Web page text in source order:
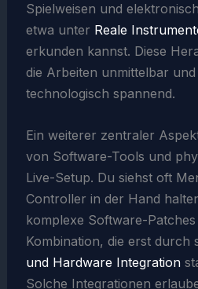
Spielweisen und
etwa unter Reale
erkunden kannst. Diese
die Arbeiten unmittelbar und
technologisch spannend.
Ein weiterer zentraler
von Software-Tools und
Live-Setup. Du siehst oft
Controller in der Hand
komplexe Software-
Kombination, die erst durch
und Hardware Integration
Solche Integrationen